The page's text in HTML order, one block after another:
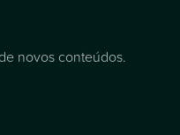
novos conteúdos.